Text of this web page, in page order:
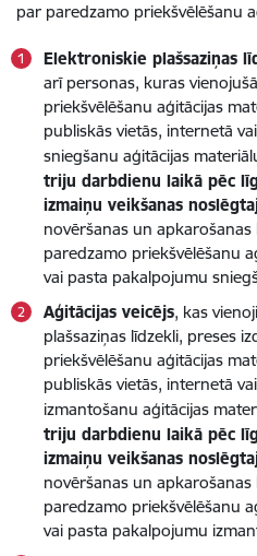
par paredzamo priekšvēlēšanu
Elektroniskie plašsaziņas
arī personas, kuras
priekšvēlēšanu aģitācijas
publiskās vietās, internetā
sniegšanu aģitācijas
triju darbdienu laikā pēc
izmaiņu veikšanas
novēršanas un
paredzamo priekšvēlēšanu
vai pasta pakalpojumu
Aģitācijas veicējs, kas
plašsaziņas līdzekli, preses
priekšvēlēšanu aģitācijas
publiskās vietās, internetā
izmantošanu aģitācijas
triju darbdienu laikā pēc
izmaiņu veikšanas
novēršanas un
paredzamo priekšvēlēšanu
vai pasta pakalpojumu